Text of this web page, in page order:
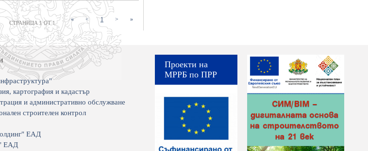
« < 1(current)
> »
СТРАНИЦА 1 ОТ 1
картография и кадастър
и административно обслужване
строителен контрол
ЕАД
ЕАД
Проекти на
МРРБ по ПРР